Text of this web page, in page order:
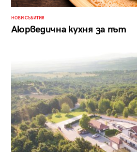
НОВИ СЪБИТИЯ
Аюрведична кухня за път